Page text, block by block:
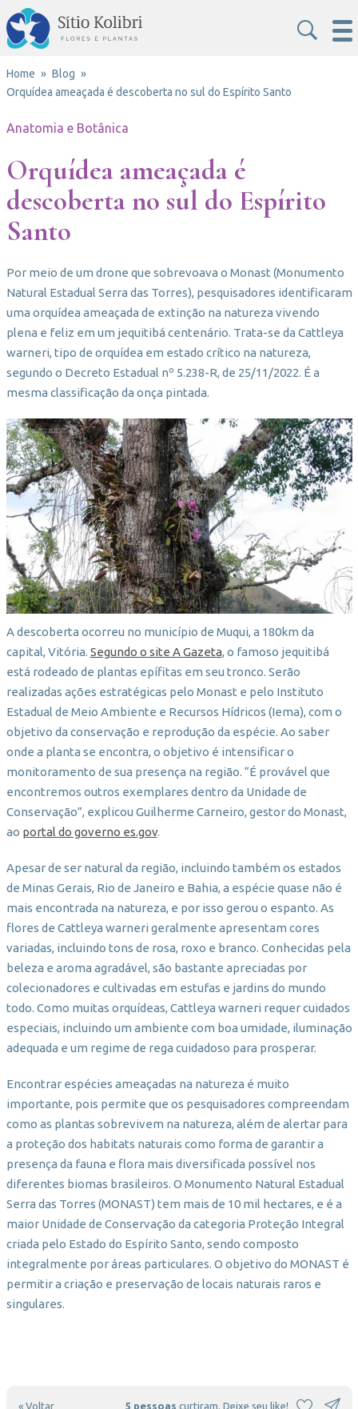
Home
Blog
Orquídea ameaçada é descoberta no sul do Espírito Santo
Anatomia e Botânica
Orquídea ameaçada é
descoberta no sul do Espírito
Santo
Por meio de um drone que sobrevoava o Monast (Monumento
Natural Estadual Serra das Torres), pesquisadores identificaram
uma orquídea ameaçada de extinção na natureza vivendo
plena e feliz em um jequitibá centenário. Trata-se da Cattleya
warneri, tipo de orquídea em estado crítico na natureza,
segundo o Decreto Estadual nº 5.238-R, de 25/11/2022. É a
mesma classificação da onça pintada.
A descoberta ocorreu no município de Muqui, a 180km da
capital, Vitória. Segundo o site A Gazeta, o famoso jequitibá
está rodeado de plantas epífitas em seu tronco. Serão
realizadas ações estratégicas pelo Monast e pelo Instituto
Estadual de Meio Ambiente e Recursos Hídricos (Iema), com o
objetivo da conservação e reprodução da espécie. Ao saber
onde a planta se encontra, o objetivo é intensificar o
monitoramento de sua presença na região. “É provável que
encontremos outros exemplares dentro da Unidade de
Conservação”, explicou Guilherme Carneiro, gestor do Monast,
ao portal do governo es.gov.
Apesar de ser natural da região, incluindo também os estados
de Minas Gerais, Rio de Janeiro e Bahia, a espécie quase não é
mais encontrada na natureza, e por isso gerou o espanto. As
flores de Cattleya warneri geralmente apresentam cores
variadas, incluindo tons de rosa, roxo e branco. Conhecidas pela
beleza e aroma agradável, são bastante apreciadas por
colecionadores e cultivadas em estufas e jardins do mundo
todo. Como muitas orquídeas, Cattleya warneri requer cuidados
especiais, incluindo um ambiente com boa umidade, iluminação
adequada e um regime de rega cuidadoso para prosperar.
Encontrar espécies ameaçadas na natureza é muito
importante, pois permite que os pesquisadores compreendam
como as plantas sobrevivem na natureza, além de alertar para
a proteção dos habitats naturais como forma de garantir a
presença da fauna e flora mais diversificada possível nos
diferentes biomas brasileiros. O Monumento Natural Estadual
Serra das Torres (MONAST) tem mais de 10 mil hectares, e é a
maior Unidade de Conservação da categoria Proteção Integral
criada pelo Estado do Espírito Santo, sendo composto
integralmente por áreas particulares. O objetivo do MONAST é
permitir a criação e preservação de locais naturais raros e
singulares.
« Voltar 5 pessoas curtiram. Deixe seu like!